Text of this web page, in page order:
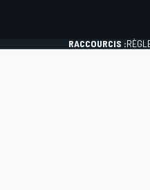
RACCOURCIS :